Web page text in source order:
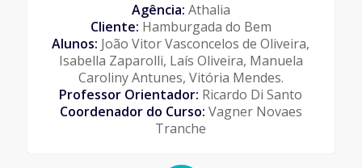
Agência: Athalia
Cliente: Hamburgada do Bem
Alunos: João Vitor Vasconcelos de Oliveira,
Isabella Zaparolli, Laís Oliveira, Manuela
Caroliny Antunes, Vitória Mendes.
Professor Orientador: Ricardo Di Santo
Coordenador do Curso: Vagner Novaes
Tranche